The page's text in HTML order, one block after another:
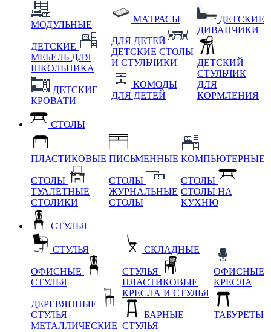
МОДУЛЬНЫЕ
ДЕТСКИЕ
МЕБЕЛЬ ДЛЯ
ШКОЛЬНИКА
ДЕТСКИЕ
КРОВАТИ
МАТРАСЫ
ДЛЯ ДЕТЕЙ
ДЕТСКИЕ СТОЛЫ
И СТУЛЬЧИКИ
КОМОДЫ
ДЛЯ ДЕТЕЙ
ДЕТСКИЕ
ДИВАНЧИКИ
ДЕТСКИЙ
СТУЛЬЧИК
ДЛЯ
КОРМЛЕНИЯ
СТОЛЫ
ПЛАСТИКОВЫЕ
СТОЛЫ
ТУАЛЕТНЫЕ
СТОЛИКИ
ПИСЬМЕННЫЕ
СТОЛЫ
ЖУРНАЛЬНЫЕ
СТОЛЫ
КОМПЬЮТЕРНЫЕ
СТОЛЫ
СТОЛЫ НА
КУХНЮ
СТУЛЬЯ
СТУЛЬЯ
ОФИСНЫЕ
СТУЛЬЯ
ДЕРЕВЯННЫЕ
СТУЛЬЯ
МЕТАЛЛИЧЕСКИЕ
СКЛАДНЫЕ
СТУЛЬЯ
ПЛАСТИКОВЫЕ
КРЕСЛА И СТУЛЬЯ
БАРНЫЕ
СТУЛЬЯ
ОФИСНЫЕ
КРЕСЛА
ТАБУРЕТЫ